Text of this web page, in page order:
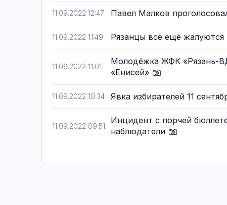
11.09.2022 12:47 Павел Малков
11.09.2022 11:49 Рязанцы всё ещё
11.09.2022 11:01
Молодёжка ЖФК «Рязань-
«Енисей»
11.09.2022 10:34 Явка избирателей 11
11.09.2022 09:51
Инцидент с порчей
наблюдатели